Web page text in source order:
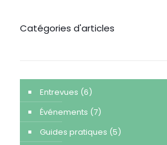
Catégories d'articles
Entrevues (6)
Événements (7)
Guides pratiques (5)